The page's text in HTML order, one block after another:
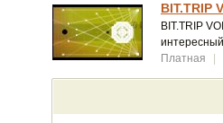
BIT.TRIP
BIT.TRIP
Платная